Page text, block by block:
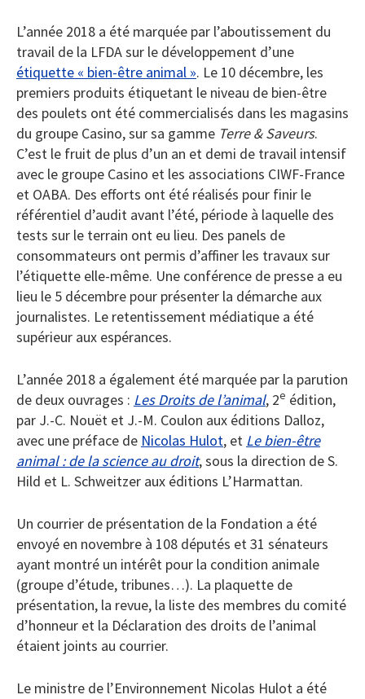
L’année 2018 a été marquée par l’aboutissement du
travail de la LFDA sur le développement d’une
étiquette « bien-être animal ». Le 10 décembre, les
premiers produits étiquetant le niveau de bien-être
des poulets ont été commercialisés dans les magasins
du groupe Casino, sur sa gamme Terre & Saveurs.
C’est le fruit de plus d’un an et demi de travail intensif
avec le groupe Casino et les associations CIWF-France
et OABA. Des efforts ont été réalisés pour finir le
référentiel d’audit avant l’été, période à laquelle des
tests sur le terrain ont eu lieu. Des panels de
consommateurs ont permis d’affiner les travaux sur
l’étiquette elle-même. Une conférence de presse a eu
lieu le 5 décembre pour présenter la démarche aux
journalistes. Le retentissement médiatique a été
supérieur aux espérances.
L’année 2018 a également été marquée par la parution
de deux ouvrages : Les Droits de l’animal, 2e édition,
par J.-C. Nouët et J.-M. Coulon aux éditions Dalloz,
avec une préface de Nicolas Hulot, et Le bien-être
animal : de la science au droit, sous la direction de S.
Hild et L. Schweitzer aux éditions L’Harmattan.
Un courrier de présentation de la Fondation a été
envoyé en novembre à 108 députés et 31 sénateurs
ayant montré un intérêt pour la condition animale
(groupe d’étude, tribunes…). La plaquette de
présentation, la revue, la liste des membres du comité
d’honneur et la Déclaration des droits de l’animal
étaient joints au courrier.
Le ministre de l’Environnement Nicolas Hulot a été